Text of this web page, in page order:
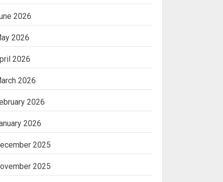
2026
2026
2026
2026
2026
2026
2025
2025